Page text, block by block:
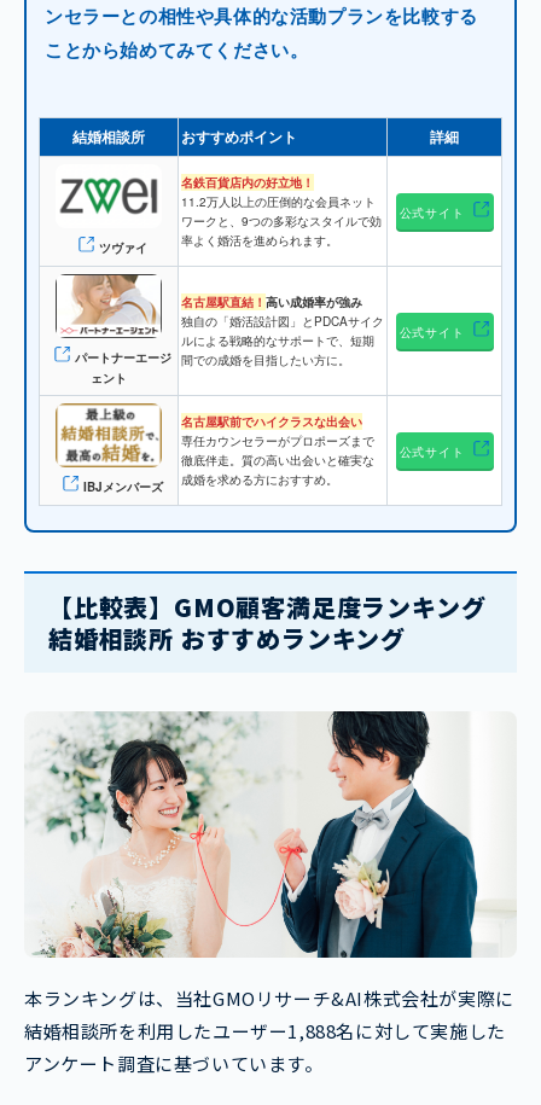
ンセラーとの相性や具体的な活動プランを比較する
ことから始めてみてください。
結婚相談所 おすすめポイント 詳細
ツヴァイ
名鉄百貨店内の好立地！
11.2万人以上の圧倒的な会員ネット
ワークと、9つの多彩なスタイルで効
率よく婚活を進められます。
公式サイト
パートナーエージ
ェント
名古屋駅直結！ 高い成婚率が強み
独自の「婚活設計図」とPDCAサイク
ルによる戦略的なサポートで、短期
間での成婚を目指したい方に。
公式サイト
IBJメンバーズ
名古屋駅前でハイクラスな出会い
専任カウンセラーがプロポーズまで
徹底伴走。質の高い出会いと確実な
成婚を求める方におすすめ。
公式サイト
【比較表】GMO顧客満足度ランキング
結婚相談所 おすすめランキング
本ランキングは、当社GMOリサーチ&AI株式会社が実際に
結婚相談所を利用したユーザー1,888名に対して実施した
アンケート調査に基づいています。